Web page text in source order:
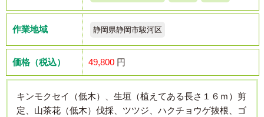
作業地域 静岡県静岡市駿河区
価格（税込） 49,800 円
キンモクセイ（低木）、生垣（植えてある長さ１６ｍ）剪
定、山茶花（低木）伐採、ツツジ、ハクチョウゲ抜根、ゴ